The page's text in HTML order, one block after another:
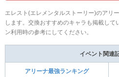
エレスト(エレメンタルストーリー)のアリ
します。交換おすすめのキャラも掲載して
ン利用時の参考にしてください。
イベント関連
アリーナ最強ランキング